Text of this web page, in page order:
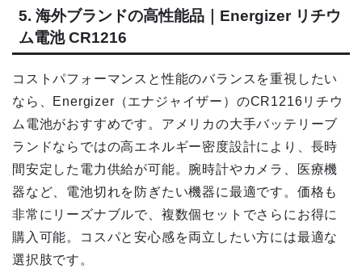
5. 海外ブランドの高性能品｜Energizer リチウ
ム電池 CR1216
コストパフォーマンスと性能のバランスを重視したい
なら、Energizer（エナジャイザー）のCR1216リチウ
ム電池がおすすめです。アメリカの大手バッテリーブ
ランドならではの高エネルギー密度設計により、長時
間安定した電力供給が可能。腕時計やカメラ、医療機
器など、電池切れを防ぎたい機器に最適です。価格も
非常にリーズナブルで、複数個セットでさらにお得に
購入可能。コスパと安心感を両立したい方には最適な
選択肢です。